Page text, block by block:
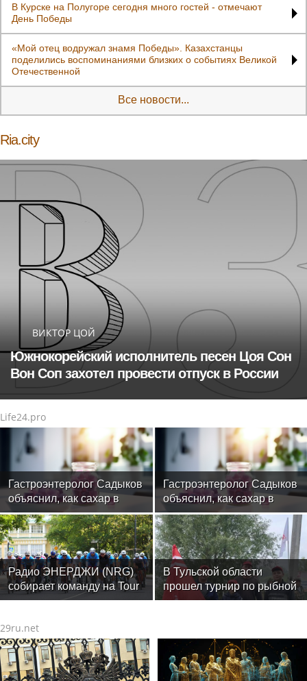
В Курске на Полугоре сегодня много гостей - отмечают
День Победы
«Мой отец водружал знамя Победы». Казахстанцы
поделились воспоминаниями близких о событиях Великой
Отечественной
Все новости...
Ria.city
ВИКТОР ЦОЙ
Южнокорейский исполнитель песен Цоя Сон
Вон Соп захотел провести отпуск в России
Life24.pro
Гастроэнтеролог Садыков
объяснил, как сахар в
рационе ускоряет
изнашивание тканей
Гастроэнтеролог Садыков
объяснил, как сахар в
рационе ускоряет
изнашивание тканей
Радио ЭНЕРДЖИ (NRG)
собирает команду на Tour
de Russie в Петербурге
В Тульской области
прошел турнир по рыбной
ловле среди команд
29ru.net